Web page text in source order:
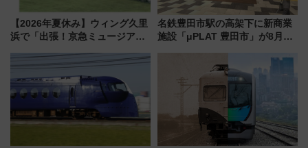
【2026年夏休み】ウィング久里
浜で「出張！京急ミュージア
ラリーや子ども制服撮影も
名鉄豊田市駅の高架下に新商業
施設「μPLAT 豊田市」が8月26